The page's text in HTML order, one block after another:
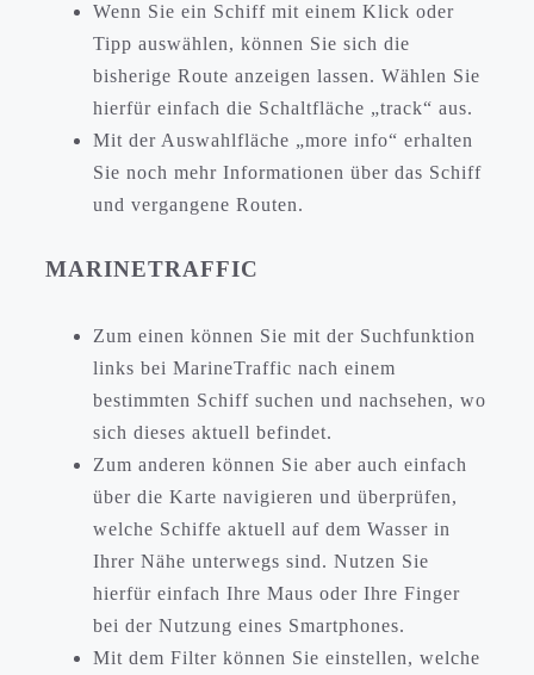
Wenn Sie ein Schiff mit einem Klick oder
Tipp auswählen, können Sie sich die
bisherige Route anzeigen lassen. Wählen Sie
hierfür einfach die Schaltfläche „track“ aus.
Mit der Auswahlfläche „more info“ erhalten
Sie noch mehr Informationen über das Schiff
und vergangene Routen.
MARINETRAFFIC
Zum einen können Sie mit der Suchfunktion
links bei MarineTraffic nach einem
bestimmten Schiff suchen und nachsehen, wo
sich dieses aktuell befindet.
Zum anderen können Sie aber auch einfach
über die Karte navigieren und überprüfen,
welche Schiffe aktuell auf dem Wasser in
Ihrer Nähe unterwegs sind. Nutzen Sie
hierfür einfach Ihre Maus oder Ihre Finger
bei der Nutzung eines Smartphones.
Mit dem Filter können Sie einstellen, welche